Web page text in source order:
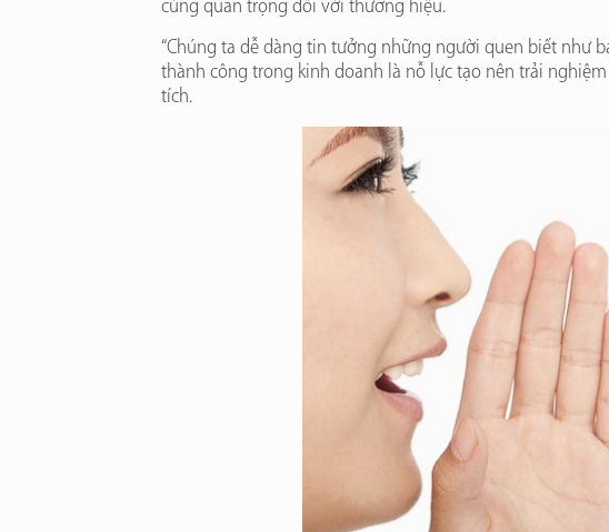
cùng quan trọng đối với thương hiệu.
“Chúng ta dễ dàng tin tưởng những người quen biết như
thành công trong kinh doanh là nỗ lực tạo nên trải nghiệm
tích.